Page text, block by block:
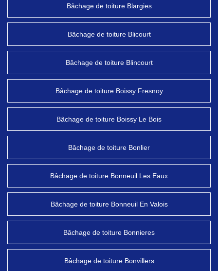
Bâchage de toiture Blargies
Bâchage de toiture Blicourt
Bâchage de toiture Blincourt
Bâchage de toiture Boissy Fresnoy
Bâchage de toiture Boissy Le Bois
Bâchage de toiture Bonlier
Bâchage de toiture Bonneuil Les Eaux
Bâchage de toiture Bonneuil En Valois
Bâchage de toiture Bonnieres
Bâchage de toiture Bonvillers